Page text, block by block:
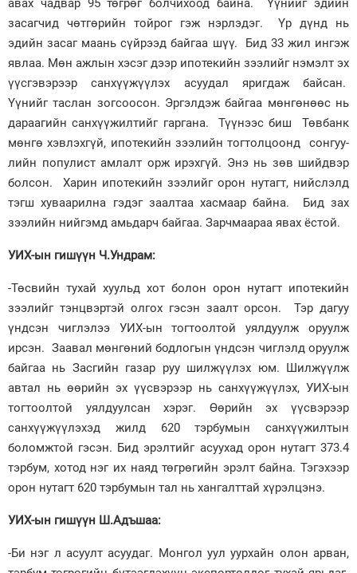
авах чадвар 95 төгрөг болчихоод байна. Үүнийг эдийн
засагчид чөтгөрийн тойрог гэж нэрлэдэг. Үр дүнд нь
эдийн засаг маань сүйрээд байгаа шүү. Бид 33 жил ингэж
явлаа. Мөн ажлын хэсэг дээр ипотекийн зээлийг нэмэлт эх
үүсгэвэрээр санхүүжүүлэх асуудал яригдаж байсан.
Үүнийг таслан зогсоосон. Эргэлдэж байгаа мөнгөнөөс нь
дараагийн санхүүжилтийг гаргана. Түүнээс биш Төвбанк
мөнгө хэвлэхгүй, ипотекийн зээлийн тогтолцоонд сон­гуу­
лийн популист амлалт орж ирэх­гүй. Энэ нь зөв шийдвэр
болсон. Харин ипотекийн зээлийг орон нутагт, нийс­лэлд
тэгш хуваарилна гэдэг заалтаа хас­маар байна. Бид зах
зээлийн нийгэмд амьдарч байгаа. Зарчмаараа явах ёстой.
УИХ-ын гишүүн Ч.Ундрам:
-Төсвийн тухай хуульд хот болон орон нутагт ипотекийн
зээлийг тэнцвэртэй олгох гэсэн заалт орсон. Тэр дагуу
үндсэн чиглэлээ УИХ-ын тогтоолтой уялдуулж оруулж
ирсэн. Заавал мөнгөний бодлогын үндсэн чиглэлд оруулж
байгаа нь Засгийн газар руу шилжүүлэх юм. Шилжүүлж
автал нь өөрийн эх үүсвэрээр нь санхүүжүүлэх, УИХ-ын
тогтоолтой уялдуулсан хэрэг. Өөрийн эх үүсвэрээр
санхүүжүүлэхэд жилд 620 тэрбумын санхүүжилтын
боломжтой гэсэн. Бид эрэлтийг асуухад орон нутагт 373.4
тэрбум, хотод нэг их наяд төгрөгийн эрэлт байна. Тэгэхээр
орон нутагт 620 тэрбумын тал нь хангалттай хүрэлцэнэ.
УИХ-ын гишүүн Ш.Адъшаа:
-Би нэг л асуулт асуудаг. Монгол уул уурхайн олон арван,